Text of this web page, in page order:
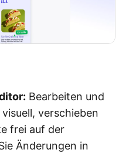
Bearbeiten und
verschieben
frei auf der
Änderungen in